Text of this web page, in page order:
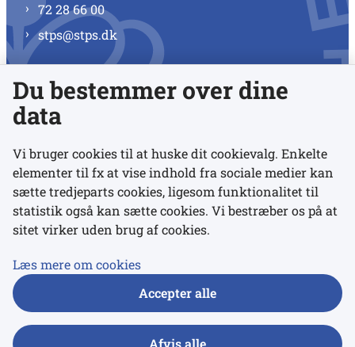
72 28 66 00
stps@stps.dk
Se alle kontaktnumre
Links
Udgivelser
Tilgængelighedserklæring
Du bestemmer over dine
data
Vi bruger cookies til at huske dit cookievalg. Enkelte
elementer til fx at vise indhold fra sociale medier kan
sætte tredjeparts cookies, ligesom funktionalitet til
statistik også kan sætte cookies. Vi bestræber os på at
sitet virker uden brug af cookies.
Læs mere om cookies
Accepter alle
Afvis alle